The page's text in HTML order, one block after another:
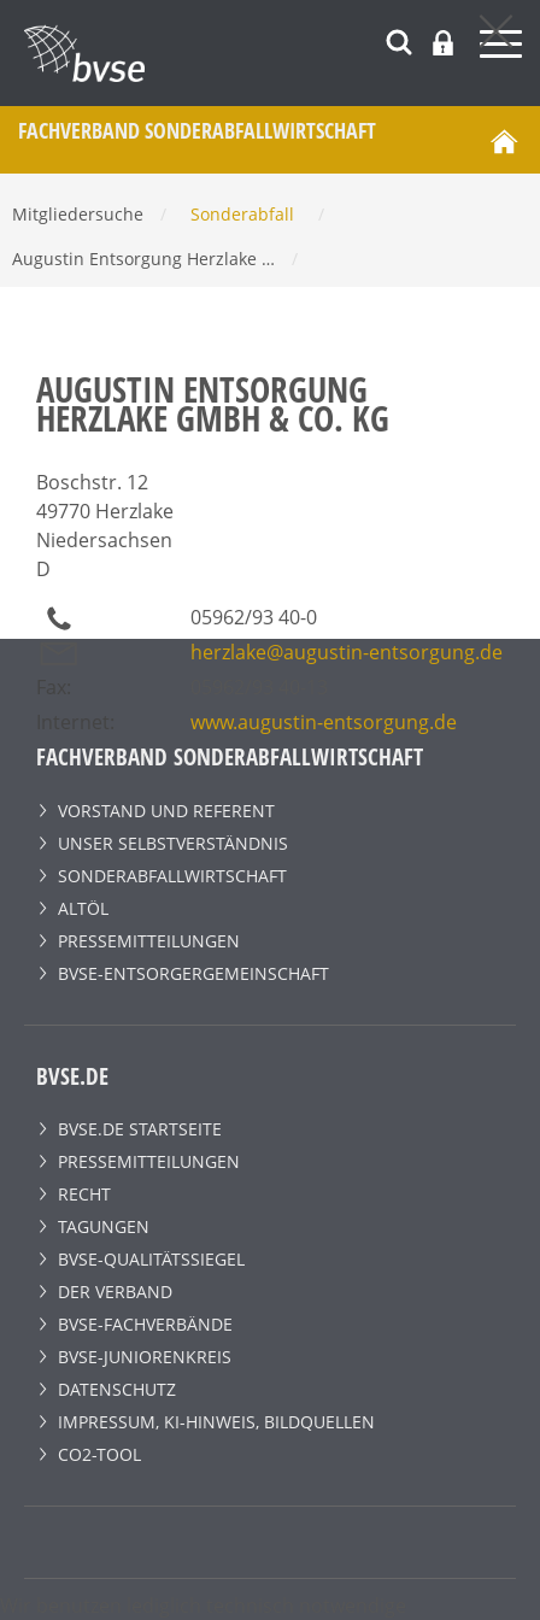
FACHVERBAND SONDERABFALL­WIRTSCHAFT
Mitgliedersuche Sonderabfall
Augustin Entsorgung Herzlake …
AUGUSTIN ENTSORGUNG
HERZLAKE GMBH & CO. KG
Boschstr. 12
49770 Herzlake
Niedersachsen
D
05962/93 40-0
herzlake@augustin-entsorgung.de
www.augustin-entsorgung.de
FACHVERBAND SONDERABFALLWIRTSCHAFT
VORSTAND UND REFERENT
UNSER SELBSTVERSTÄNDNIS
SONDERABFALLWIRTSCHAFT
ALTÖL
PRESSEMITTEILUNGEN
BVSE-ENTSORGERGEMEINSCHAFT
BVSE.DE
BVSE.DE STARTSEITE
PRESSEMITTEILUNGEN
RECHT
TAGUNGEN
BVSE-QUALITÄTSSIEGEL
DER VERBAND
BVSE-FACHVERBÄNDE
BVSE-JUNIORENKREIS
DATENSCHUTZ
IMPRESSUM, KI-HINWEIS, BILDQUELLEN
CO2-TOOL